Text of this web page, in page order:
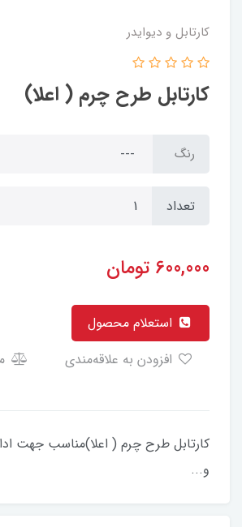
کارتابل و دیوایدر
کارتابل طرح چرم ( اعلا)
رنگ
تعداد
600,000 تومان
کارتابل طرح چرم ( اعلا)مناسب جهت
و...